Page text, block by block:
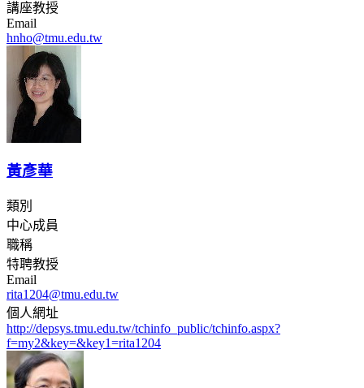
講座教授
Email
hnho@tmu.edu.tw
黃彥華
類別
中心成員
職稱
特聘教授
Email
rita1204@tmu.edu.tw
個人網址
http://depsys.tmu.edu.tw/tchinfo_public/tchinfo.aspx?
f=my2&key=&key1=rita1204